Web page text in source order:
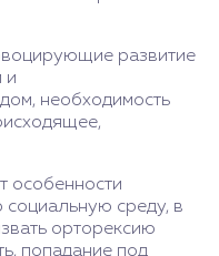
развитие
и
необходимость
особенности
социальную среду, в
орторексию
попадание под